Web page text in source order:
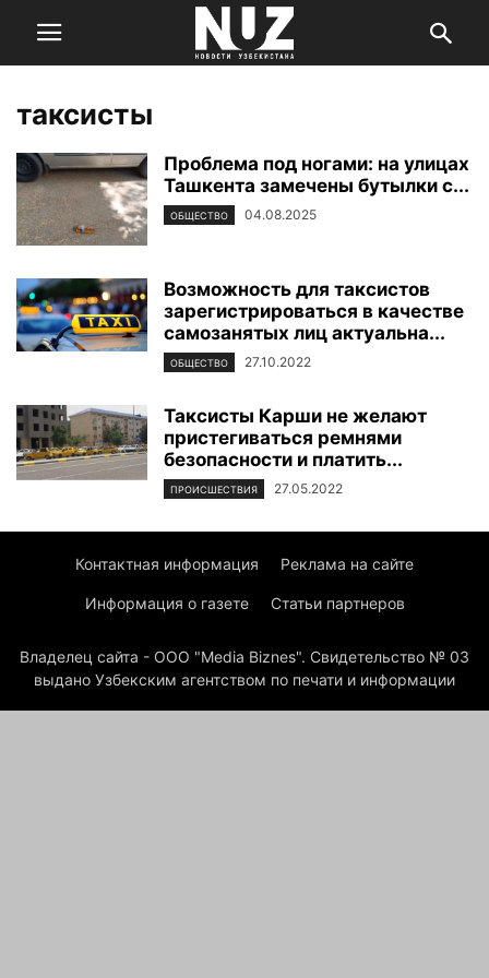
таксисты
Проблема под ногами: на улицах
Ташкента замечены бутылки с...
ОБЩЕСТВО 04.08.2025
Возможность для таксистов
зарегистрироваться в качестве
самозанятых лиц актуальна...
ОБЩЕСТВО 27.10.2022
Таксисты Карши не желают
пристегиваться ремнями
безопасности и платить...
ПРОИСШЕСТВИЯ 27.05.2022
Контактная информация Реклама на сайте
Информация о газете Статьи партнеров
Владелец сайта - ООО "Media Biznes". Свидетельство № 03
выдано Узбекским агентством по печати и информации